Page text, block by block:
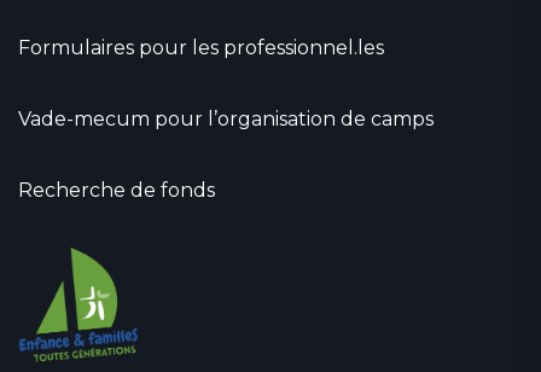
Formulaires pour les professionnel.les
Vade-mecum pour l’organisation de camps
Recherche de fonds